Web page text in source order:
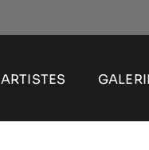
ARTISTES